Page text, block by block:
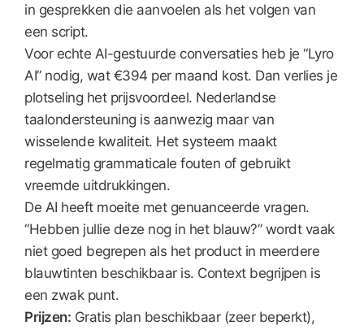
in gesprekken die aanvoelen als het volgen van
een script.
Voor echte AI-gestuurde conversaties heb je “Lyro
AI” nodig, wat €394 per maand kost. Dan verlies je
plotseling het prijsvoordeel. Nederlandse
taalondersteuning is aanwezig maar van
wisselende kwaliteit. Het systeem maakt
regelmatig grammaticale fouten of gebruikt
vreemde uitdrukkingen.
De AI heeft moeite met genuanceerde vragen.
“Hebben jullie deze nog in het blauw?” wordt vaak
niet goed begrepen als het product in meerdere
blauwtinten beschikbaar is. Context begrijpen is
een zwak punt.
Prijzen: Gratis plan beschikbaar (zeer beperkt),